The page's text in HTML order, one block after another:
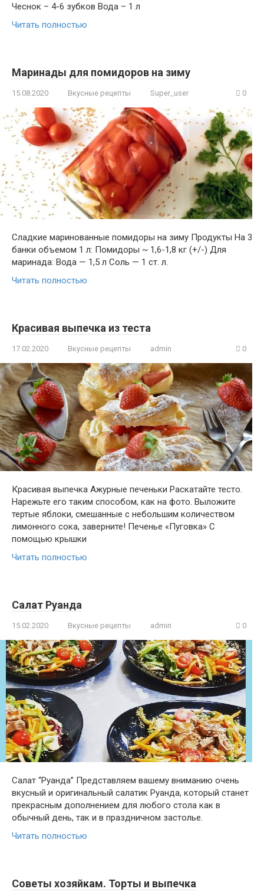
Чеснок – 4-6 зубков Вода – 1 л
Читать полностью
Маринады для помидоров на зиму
15.08.2020 Вкусные рецепты Super_user 0
Сладкие маринованные помидоры на зиму Продукты На 3
банки объемом 1 л: Помидоры ~ 1,6-1,8 кг (+/-) Для
маринада: Вода — 1,5 л Соль — 1 ст. л.
Читать полностью
Красивая выпечка из теста
17.02.2020 Вкусные рецепты admin 0
Красивая выпечка Ажурные печеньки Раскатайте тесто.
Нарежьте его таким способом, как на фото. Выложите
тертые яблоки, смешанные с небольшим количеством
лимонного сока, заверните! Печенье «Пуговка» С
помощью крышки
Читать полностью
Салат Руанда
15.02.2020 Вкусные рецепты admin 0
Салат “Руанда” Представляем вашему вниманию очень
вкусный и оригинальный салатик Руанда, который станет
прекрасным дополнением для любого стола как в
обычный день, так и в праздничном застолье.
Читать полностью
Советы хозяйкам. Торты и выпечка